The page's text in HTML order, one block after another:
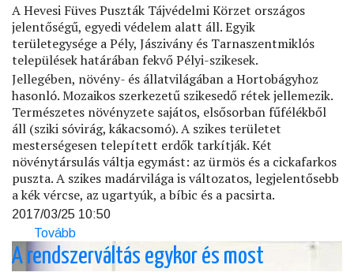
A Hevesi Füves Puszták Tájvédelmi Körzet országos
jelentőségű, egyedi védelem alatt áll. Egyik
területegysége a Pély, Jászivány és Tarnaszentmiklós
települések határában fekvő Pélyi-szikesek.
Jellegében, növény- és állatvilágában a Hortobágyhoz
hasonló. Mozaikos szerkezetű szikesedő rétek jellemezik.
Természetes növényzete sajátos, elsősorban fűfélékből
áll (sziki sóvirág, kákacsomó). A szikes területet
mesterségesen telepített erdők tarkítják. Két
növénytársulás váltja egymást: az ürmös és a cickafarkos
puszta. A szikes madárvilága is változatos, legjelentősebb
a kék vércse, az ugartyúk, a bíbic és a pacsirta.
2017/03/25 10:50
Tovább
Füves
Puszták)
A rendszerváltás egykor és most